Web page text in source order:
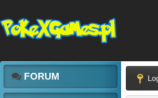
FORUM